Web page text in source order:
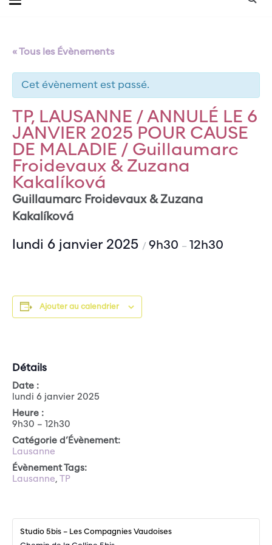
« Tous les Évènements
Cet évènement est passé.
TP, LAUSANNE / ANNULÉ LE 6
JANVIER 2025 POUR CAUSE
DE MALADIE / Guillaumarc
Froidevaux & Zuzana
Kakalíková
Guillaumarc Froidevaux & Zuzana
Kakalíková
lundi 6 janvier 2025 / 9h30 – 12h30
Ajouter au calendrier
Détails
Date :
lundi 6 janvier 2025
Heure :
9h30 – 12h30
Catégorie d’Évènement:
Lausanne
Évènement Tags:
Lausanne, TP
Studio 5bis – Les Compagnies Vaudoises